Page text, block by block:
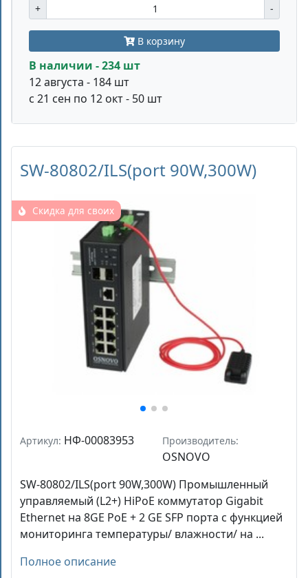
+ -
В корзину
В наличии - 234 шт
12 августа - 184 шт
с 21 сен по 12 окт - 50 шт
SW-80802/ILS(port 90W,300W)
Скидка для своих
Артикул: НФ-00083953 Производитель:
OSNOVO
SW-80802/ILS(port 90W,300W) Промышленный
управляемый (L2+) HiPoE коммутатор Gigabit
Ethernet на 8GE PoE + 2 GE SFP порта с функцией
мониторинга температуры/ влажности/ на ...
Полное описание